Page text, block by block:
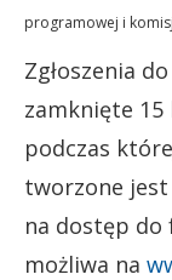
programowej i
Zgłoszenia
zamknięte 15
podczas
tworzone
na dostęp do
możliwa na